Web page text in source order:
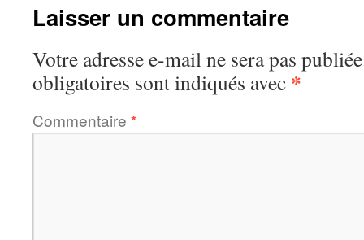
Laisser un commentaire
Votre adresse e-mail ne sera pas
obligatoires sont indiqués avec *
Commentaire *